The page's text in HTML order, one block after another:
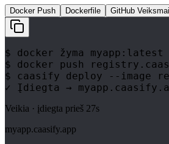
Docker Push Dockerfile GitHub Veiksmai
$ docker žyma
$ docker push
$ caasify deploy --image
✓ Įdiegta →
Veikia · įdiegta prieš 27s
myapp.caasify.app